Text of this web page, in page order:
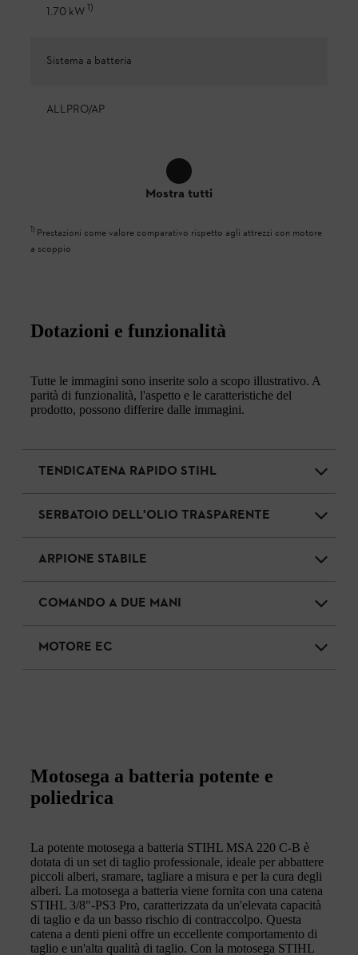
1.70 kW1)
Sistema a batteria
ALLPRO/AP
Mostra tutti
1) Prestazioni come valore comparativo rispetto agli attrezzi con motore
a scoppio
Dotazioni e funzionalità
Tutte le immagini sono inserite solo a scopo illustrativo. A
parità di funzionalità, l'aspetto e le caratteristiche del
prodotto, possono differire dalle immagini.
TENDICATENA RAPIDO STIHL
SERBATOIO DELL'OLIO TRASPARENTE
ARPIONE STABILE
COMANDO A DUE MANI
MOTORE EC
Motosega a batteria potente e
poliedrica
La potente motosega a batteria STIHL MSA 220 C-B è
dotata di un set di taglio professionale, ideale per abbattere
piccoli alberi, sramare, tagliare a misura e per la cura degli
alberi. La motosega a batteria viene fornita con una catena
STIHL 3/8"-PS3 Pro, caratterizzata da un'elevata capacità
di taglio e da un basso rischio di contraccolpo. Questa
catena a denti pieni offre un eccellente comportamento di
taglio e un'alta qualità di taglio. Con la motosega STIHL